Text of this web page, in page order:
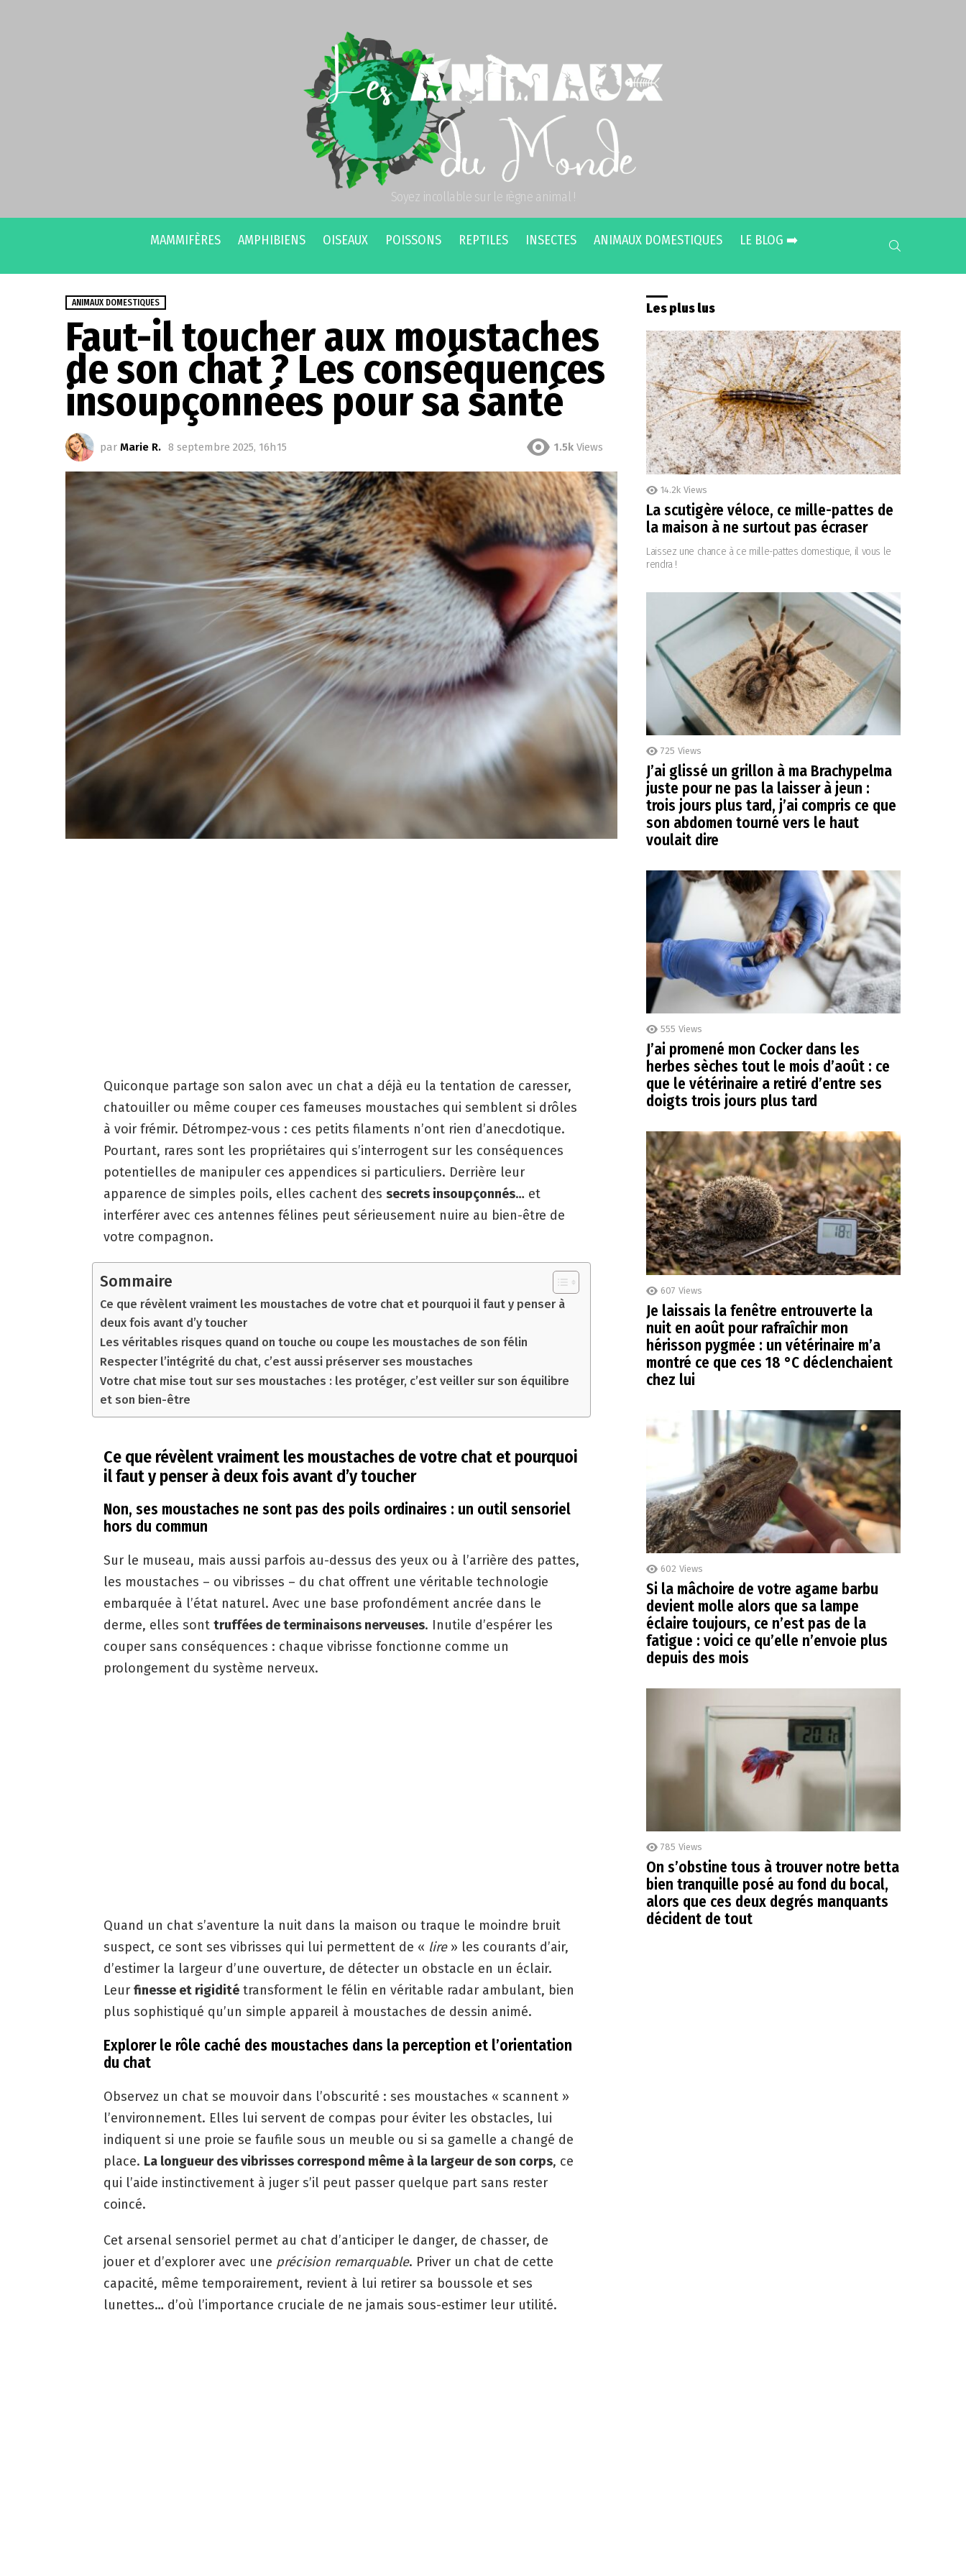
Soyez incollable sur le règne animal !
MAMMIFÈRES AMPHIBIENS OISEAUX POISSONS REPTILES INSECTES ANIMAUX DOMESTIQUES LE BLOG ➡️
ANIMAUX DOMESTIQUES
Faut-il toucher aux moustaches
de son chat ? Les conséquences
insoupçonnées pour sa santé
par Marie R. 8 septembre 2025, 16h15 1.5k Views
Quiconque partage son salon avec un chat a déjà eu la tentation de caresser,
chatouiller ou même couper ces fameuses moustaches qui semblent si drôles
à voir frémir. Détrompez-vous : ces petits filaments n’ont rien d’anecdotique.
Pourtant, rares sont les propriétaires qui s’interrogent sur les conséquences
potentielles de manipuler ces appendices si particuliers. Derrière leur
apparence de simples poils, elles cachent des secrets insoupçonnés… et
interférer avec ces antennes félines peut sérieusement nuire au bien-être de
votre compagnon.
Sommaire
Ce que révèlent vraiment les moustaches de votre chat et pourquoi il faut y penser à
deux fois avant d’y toucher
Les véritables risques quand on touche ou coupe les moustaches de son félin
Respecter l’intégrité du chat, c’est aussi préserver ses moustaches
Votre chat mise tout sur ses moustaches : les protéger, c’est veiller sur son équilibre
et son bien-être
Ce que révèlent vraiment les moustaches de votre chat et pourquoi
il faut y penser à deux fois avant d’y toucher
Non, ses moustaches ne sont pas des poils ordinaires : un outil sensoriel
hors du commun
Sur le museau, mais aussi parfois au-dessus des yeux ou à l’arrière des pattes,
les moustaches – ou vibrisses – du chat offrent une véritable technologie
embarquée à l’état naturel. Avec une base profondément ancrée dans le
derme, elles sont truffées de terminaisons nerveuses. Inutile d’espérer les
couper sans conséquences : chaque vibrisse fonctionne comme un
prolongement du système nerveux.
Quand un chat s’aventure la nuit dans la maison ou traque le moindre bruit
suspect, ce sont ses vibrisses qui lui permettent de « lire» les courants d’air,
d’estimer la largeur d’une ouverture, de détecter un obstacle en un éclair.
Leur finesse et rigidité transforment le félin en véritable radar ambulant, bien
plus sophistiqué qu’un simple appareil à moustaches de dessin animé.
Explorer le rôle caché des moustaches dans la perception et l’orientation
du chat
Observez un chat se mouvoir dans l’obscurité : ses moustaches « scannent »
l’environnement. Elles lui servent de compas pour éviter les obstacles, lui
indiquent si une proie se faufile sous un meuble ou si sa gamelle a changé de
place. La longueur des vibrisses correspond même à la largeur de son corps, ce
qui l’aide instinctivement à juger s’il peut passer quelque part sans rester
coincé.
Cet arsenal sensoriel permet au chat d’anticiper le danger, de chasser, de
jouer et d’explorer avec une précision remarquable. Priver un chat de cette
capacité, même temporairement, revient à lui retirer sa boussole et ses
lunettes… d’où l’importance cruciale de ne jamais sous-estimer leur utilité.
Les plus lus
14.2k Views
La scutigère véloce, ce mille-pattes de
la maison à ne surtout pas écraser
Laissez une chance à ce mille-pattes domestique, il vous le
rendra !
725 Views
J’ai glissé un grillon à ma Brachypelma
juste pour ne pas la laisser à jeun :
trois jours plus tard, j’ai compris ce que
son abdomen tourné vers le haut
voulait dire
555 Views
J’ai promené mon Cocker dans les
herbes sèches tout le mois d’août : ce
que le vétérinaire a retiré d’entre ses
doigts trois jours plus tard
607 Views
Je laissais la fenêtre entrouverte la
nuit en août pour rafraîchir mon
hérisson pygmée : un vétérinaire m’a
montré ce que ces 18 °C déclenchaient
chez lui
602 Views
Si la mâchoire de votre agame barbu
devient molle alors que sa lampe
éclaire toujours, ce n’est pas de la
fatigue : voici ce qu’elle n’envoie plus
depuis des mois
785 Views
On s’obstine tous à trouver notre betta
bien tranquille posé au fond du bocal,
alors que ces deux degrés manquants
décident de tout